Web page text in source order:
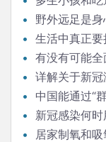
野外远足是
发言生活中真正
有没有可能全
详解关于新
中国能通过“
新冠感染何时
居家制氧和